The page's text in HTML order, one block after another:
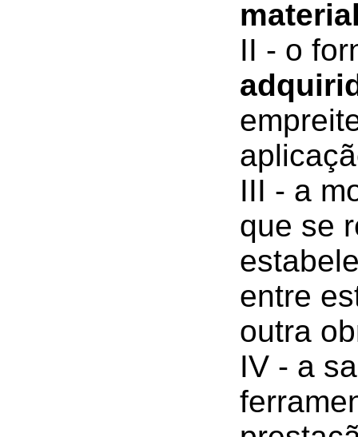
II - o
III - a
que se
entre
outra
IV - a